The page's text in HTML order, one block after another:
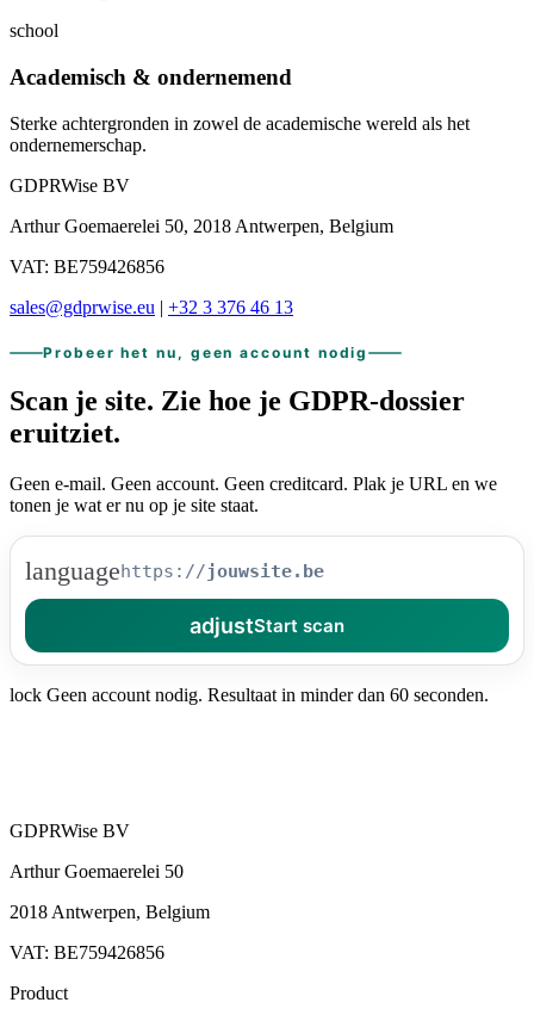
school
Academisch & ondernemend
Sterke achtergronden in zowel de academische wereld als het
ondernemerschap.
GDPRWise BV
Arthur Goemaerelei 50, 2018 Antwerpen, Belgium
VAT: BE759426856
sales@gdprwise.eu | +32 3 376 46 13
Probeer het nu, geen account nodig
Scan je site. Zie hoe je GDPR-dossier
eruitziet.
Geen e-mail. Geen account. Geen creditcard. Plak je URL en we
tonen je wat er nu op je site staat.
languagehttps://
adjustStart scan
lock Geen account nodig. Resultaat in minder dan 60 seconden.
GDPRWise BV
Arthur Goemaerelei 50
2018 Antwerpen, Belgium
VAT: BE759426856
Product